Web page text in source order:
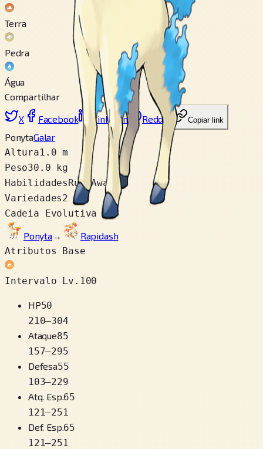
Terra
Pedra
Água
Compartilhar
X Facebook LinkedIn Reddit Copiar link
PonytaGalar
Altura1.0 m
Peso30.0 kg
HabilidadesRun Away
Variedades2
Cadeia Evolutiva
Ponyta→
Rapidash
Atributos Base
Intervalo Lv.100
HP50
210–304
Ataque85
157–295
Defesa55
103–229
Atq. Esp.65
121–251
Def. Esp.65
121–251